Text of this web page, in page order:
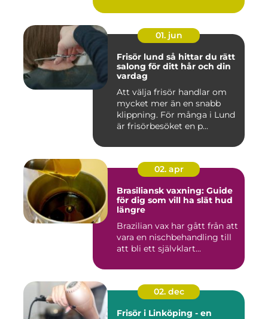
01. jun
Frisör lund så hittar du rätt
salong för ditt hår och din
vardag
Att välja frisör handlar om
mycket mer än en snabb
klippning. För många i Lund
är frisörbesöket en p...
02. apr
Brasiliansk vaxning: Guide
för dig som vill ha slät hud
längre
Brazilian vax har gått från att
vara en nischbehandling till
att bli ett självklart...
02. dec
Frisör i Linköping - en